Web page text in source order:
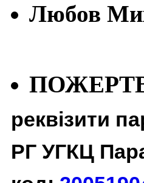
Любов
реквізити
РГ УГКЦ